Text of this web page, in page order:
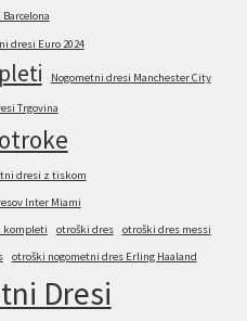
dresi Euro 2024
Nogometni dresi Manchester City
Trgovina
dresi z tiskom
Inter Miami
kompleti otroški dres
otroški dres messi
otroški nogometni dres Erling Haaland
Dresi